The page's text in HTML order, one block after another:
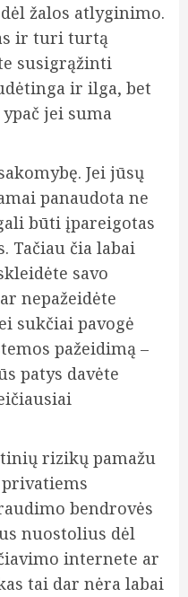
žalos atlyginimo.
ir turi turtą
susigrąžinti
ir ilga, bet
jei suma
Jei jūsų
panaudota ne
būti įpareigotas
Tačiau čia labai
savo
nepažeidėte
sukčiai pavogė
pažeidimą –
patys davėte
rizikų pamažu
bendrovės
nuostolius dėl
internete ar
tai dar nėra labai